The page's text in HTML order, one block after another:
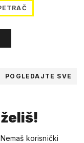
POGLEDAJTE SVE
korisnički